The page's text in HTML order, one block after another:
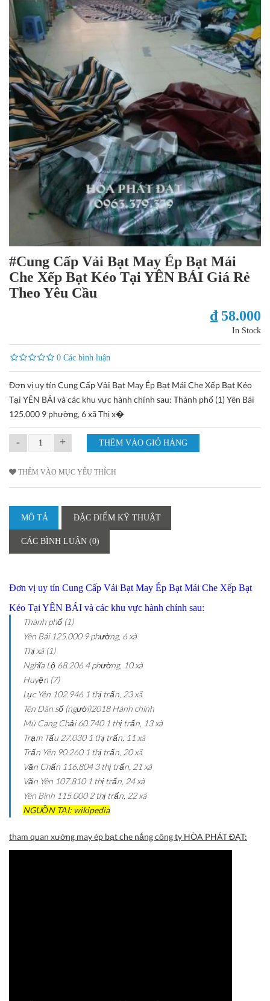
#Cung Cấp Vải Bạt May Ép Bạt Mái
Che Xếp Bạt Kéo Tại YÊN BÁI Giá Rẻ
Theo Yêu Cầu
₫ 58.000
In Stock
0 Các bình luận
Đơn vị uy tín Cung Cấp Vải Bạt May Ép Bạt Mái Che Xếp Bạt Kéo
Tại YÊN BÁI và các khu vực hành chính sau: Thành phố (1) Yên Bái
125.000 9 phường, 6 xã Thị x�
- +
THÊM VÀO MỤC YÊU THÍCH
MÔ TẢ ĐẶC ĐIỂM KỸ THUẬT
CÁC BÌNH LUẬN (0)
Đơn vị uy tín Cung Cấp Vải Bạt May Ép Bạt Mái Che Xếp Bạt
Kéo Tại YÊN BÁI và các khu vực hành chính sau:
Thành phố (1)
Yên Bái 125.000 9 phường, 6 xã
Thị xã (1)
Nghĩa Lộ 68.206 4 phường, 10 xã
Huyện (7)
Lục Yên 102.946 1 thị trấn, 23 xã
Tên Dân số (người)2018 Hành chính
Mù Cang Chải 60.740 1 thị trấn, 13 xã
Trạm Tấu 27.030 1 thị trấn, 11 xã
Trấn Yên 90.260 1 thị trấn, 20 xã
Văn Chấn 116.804 3 thị trấn, 21 xã
Văn Yên 107.810 1 thị trấn, 24 xã
Yên Bình 115.000 2 thị trấn, 22 xã
NGUỒN TẠI: wikipedia
tham quan xưởng may ép bạt che nắng công ty HÒA PHÁT ĐẠT: